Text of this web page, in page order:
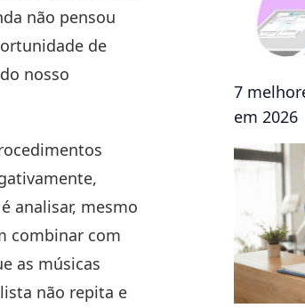
não pensou
de
nosso
analisar, mesmo
combinar com
as músicas
não repita e
7
em 2026